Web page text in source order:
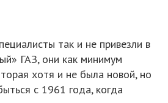
так и не привезли в
ГАЗ, они как минимум
хотя и не была новой, но
с 1961 года, когда